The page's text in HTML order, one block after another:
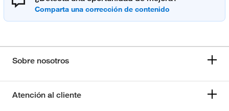
Sobre nosotros
Atención al cliente